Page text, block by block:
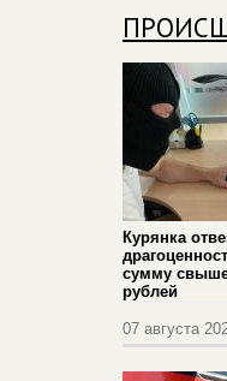
Курянка
сумму
рублей
07 августа